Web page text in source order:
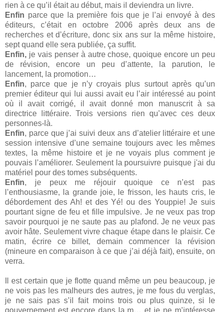
rien à ce qu’il était au début, mais il deviendra un livre.
Enfin parce que la première fois que je l’ai envoyé à des
éditeurs, c’était en octobre 2006 après deux ans de
recherches et d’écriture, donc six ans sur la même histoire,
sept quand elle sera publiée, ça suffit.
Enfin, je vais penser à autre chose, quoique encore un peu
de révision, encore un peu d’attente, la parution, le
lancement, la promotion…
Enfin, parce que je n’y croyais plus surtout après qu’un
premier éditeur qui lui aussi avait eu l’air intéressé au point
où il avait corrigé, il avait donné mon manuscrit à sa
directrice littéraire. Trois versions rien qu’avec ces deux
personnes-là.
Enfin, parce que j’ai suivi deux ans d’atelier littéraire et une
session intensive d’une semaine toujours avec les mêmes
textes, la même histoire et je ne voyais plus comment je
pouvais l’améliorer. Seulement la poursuivre puisque j'ai du
matériel pour des tomes subséquents.
Enfin, je peux me réjouir quoique ce n’est pas
l’enthousiasme, la grande joie, le frisson, les hauts cris, le
débordement des Ah! et des Yé! ou des Youppie! Je suis
pourtant signe de feu et fille impulsive. Je ne veux pas trop
savoir pourquoi je ne saute pas au plafond. Je ne veux pas
avoir hâte. Seulement vivre chaque étape dans le plaisir. Ce
matin, écrire ce billet, demain commencer la révision
(mineure en comparaison à ce que j’ai déjà fait), ensuite, on
verra.
Il est certain que je flotte quand même un peu beaucoup, je
ne vois pas les malheurs des autres, je me fous du verglas,
je ne sais pas s’il fait moins trois ou plus quinze, si le
gouvernement est encore dans la m… et je ne m’intéresse